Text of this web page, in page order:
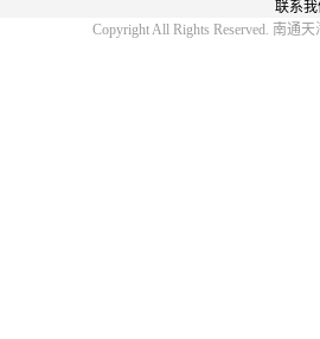
联系
Copyright All Rights Reserved. 南通